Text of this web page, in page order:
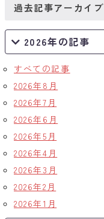
過去記事アーカイブ
2026年の記事
すべての記事
2026年8月
2026年7月
2026年6月
2026年5月
2026年4月
2026年3月
2026年2月
2026年1月